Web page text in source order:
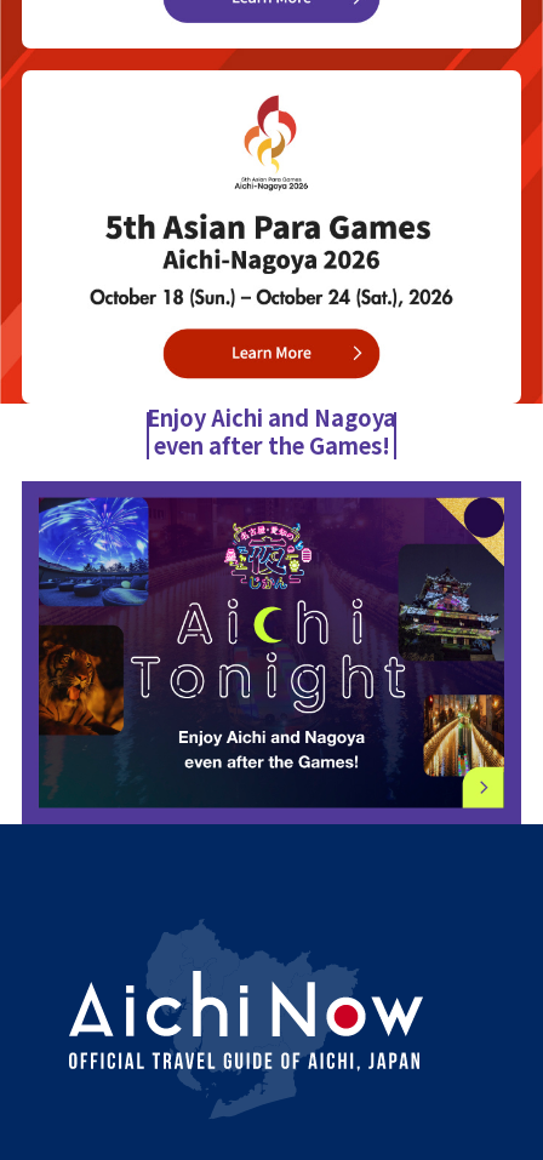
Enjoy Aichi and Nagoya
even after the Games!